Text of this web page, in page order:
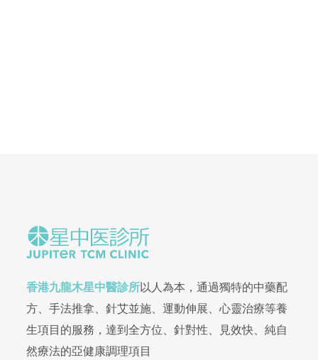
香港九龍木星中醫診所以人為本，通過獨特的中藥配
方、手法推拿、針艾並施、運動伸展、心靈治療等養
生項目的服務，達到全方位、針對性、見效快、純自
然療法的亞健康調理項目